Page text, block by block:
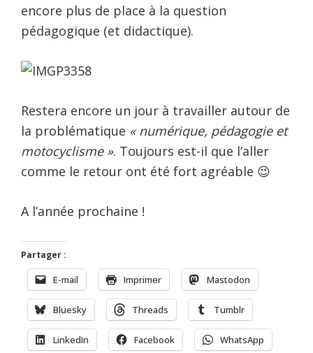
encore plus de place à la question
pédagogique (et didactique).
Restera encore un jour à travailler autour de
la problématique « numérique, pédagogie et
motocyclisme ». Toujours est-il que l’aller
comme le retour ont été fort agréable 😉
A l’année prochaine !
Partager :
E-mail Imprimer Mastodon
Bluesky Threads Tumblr
LinkedIn Facebook WhatsApp